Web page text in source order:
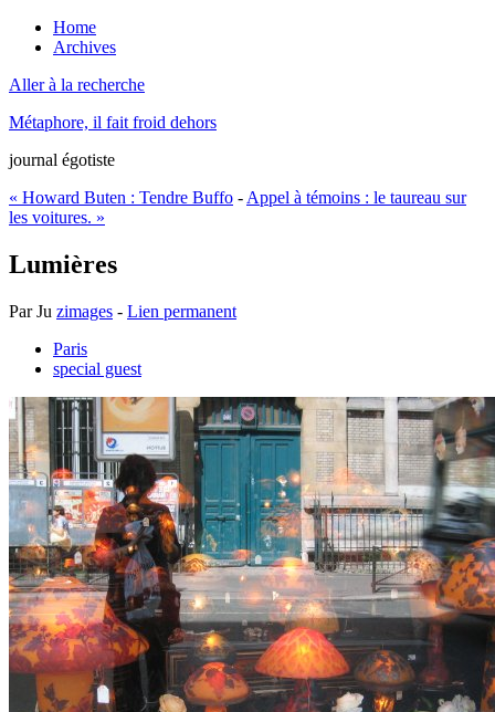
Home
Archives
Aller à la recherche
Métaphore, il fait froid dehors
journal égotiste
« Howard Buten : Tendre Buffo - Appel à témoins : le taureau sur
les voitures. »
Lumières
ParJu zimages - Lien permanent
Paris
special guest